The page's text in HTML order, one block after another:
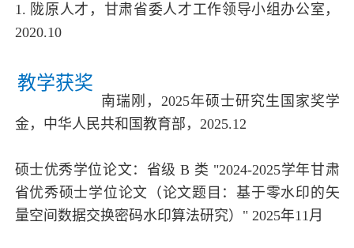
1. 陇原人才，甘肃省委人才工作领导小组办公室，
2020.10
教学获奖
南瑞刚，2025年硕士研究生国家奖学
金，中华人民共和国教育部，2025.12
硕士优秀学位论文：省级 B 类 "2024-2025学年甘肃
省优秀硕士学位论文（论文题目：基于零水印的矢
量空间数据交换密码水印算法研究）" 2025年11月